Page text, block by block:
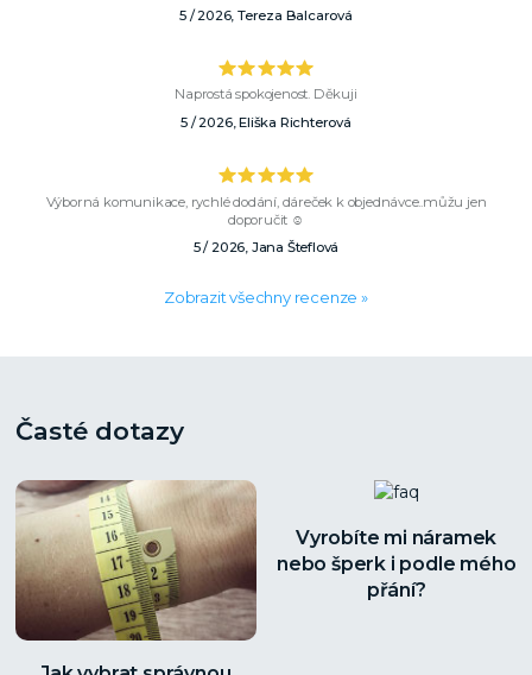
5 / 2026, Tereza Balcarová
Naprostá spokojenost. Děkuji
5 / 2026, Eliška Richterová
Výborná komunikace, rychlé dodání, dáreček k objednávce..můžu jen
doporučit ☺️
5 / 2026, Jana Šteflová
Zobrazit všechny recenze »
Časté dotazy
Vyrobíte mi náramek
nebo šperk i podle mého
přání?